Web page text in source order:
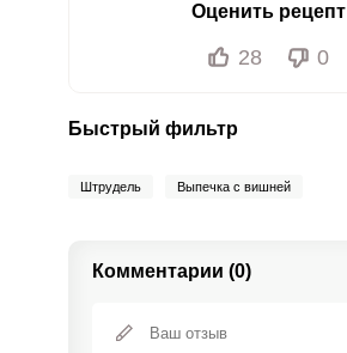
Оценить рецепт
28 0
Быстрый фильтр
Штрудель Выпечка с вишней
Комментарии (0)